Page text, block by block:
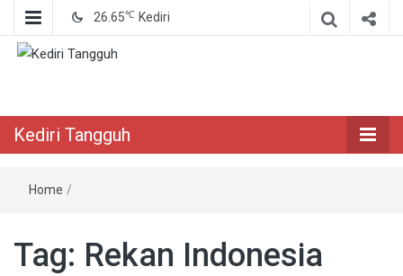
26.65℃ Kediri
Kediri Tangguh
Home /
Tag: Rekan Indonesia